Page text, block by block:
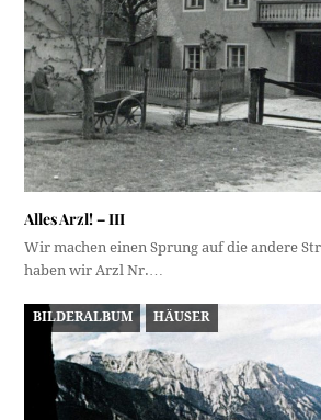
Alles Arzl! – III
Wir machen einen Sprung auf die andere
haben wir Arzl Nr.…
BILDERALBUM HÄUSER